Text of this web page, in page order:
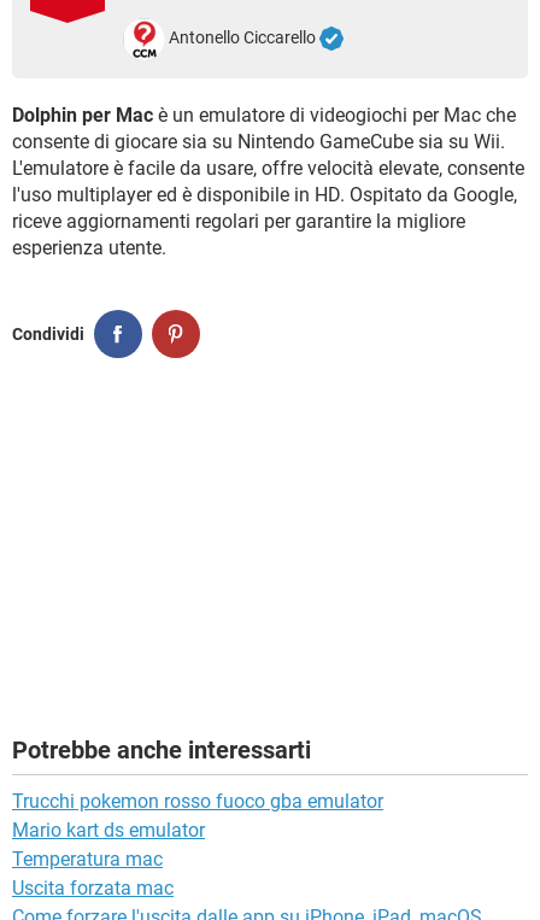
TIKTOK
Antonello Ciccarello
Dolphin per Mac è un emulatore di videogiochi per Mac che
consente di giocare sia su Nintendo GameCube sia su Wii.
L'emulatore è facile da usare, offre velocità elevate, consente
l'uso multiplayer ed è disponibile in HD. Ospitato da Google,
riceve aggiornamenti regolari per garantire la migliore
esperienza utente.
Condividi
Potrebbe anche interessarti
Trucchi pokemon rosso fuoco gba emulator
Mario kart ds emulator
Temperatura mac
Uscita forzata mac